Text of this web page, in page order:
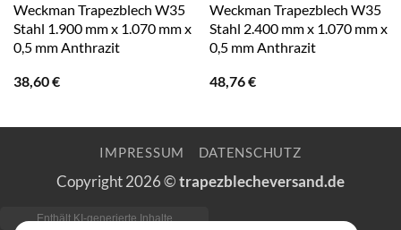
Weckman Trapezblech W35
Stahl 1.900 mm x 1.070 mm x
0,5 mm Anthrazit
38,60€
Weckman Trapezblech W35
Stahl 2.400 mm x 1.070 mm x
0,5 mm Anthrazit
48,76€
IMPRESSUM DATENSCHUTZ
Copyright 2026 ©trapezblecheversand.de